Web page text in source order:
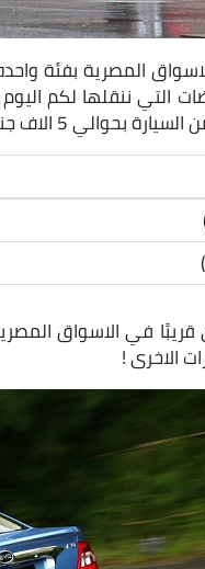
التي ننقلها لكم
سعرها كما هو مُوضح في الجدول التالي.
الاخرى !